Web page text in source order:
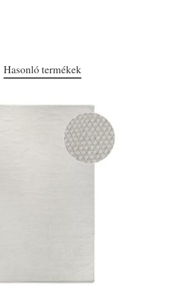
Hasonló termékek